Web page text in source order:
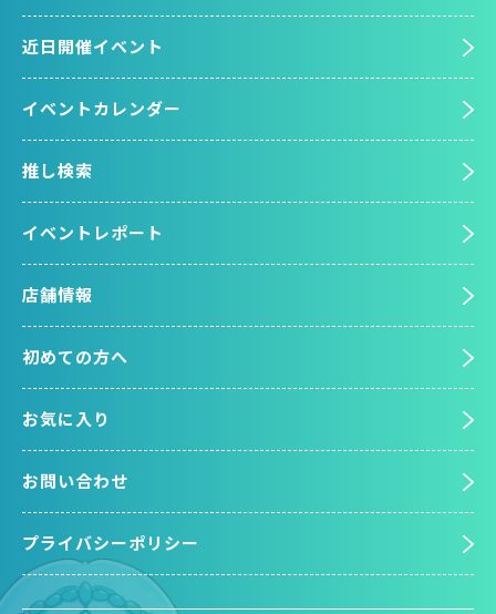
近日開催イベント
イベントカレンダー
推し検索
イベントレポート
店舗情報
初めての方へ
お気に入り
お問い合わせ
プライバシーポリシー